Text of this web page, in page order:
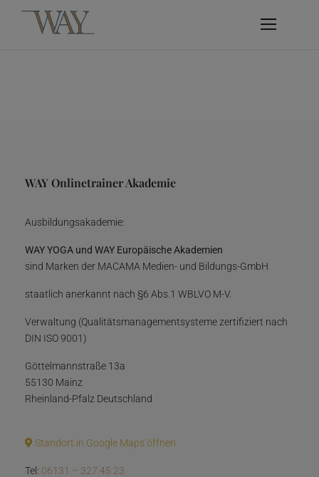
WAY Onlinetrainer Akademie
Ausbildungsakademie:
WAY YOGA und WAY Europäische Akademien
sind Marken der MACAMA Medien- und Bildungs-GmbH
staatlich anerkannt nach §6 Abs.1 WBLVO M-V.
Verwaltung (Qualitätsmanagementsysteme zertifiziert nach
DIN ISO 9001)
Göttelmannstraße 13a
55130 Mainz
Rheinland-Pfalz Deutschland
Standort in Google Maps öffnen
Tel: 06131 – 327 45 23